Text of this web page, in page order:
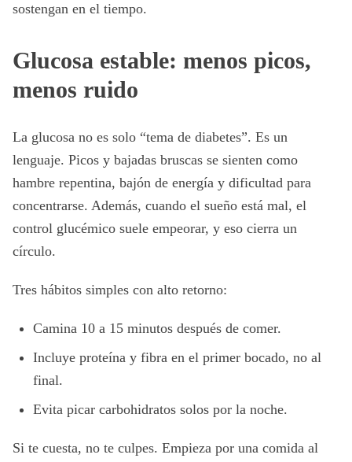
sostengan en el tiempo.
Glucosa estable: menos picos,
menos ruido
La glucosa no es solo “tema de diabetes”. Es un
lenguaje. Picos y bajadas bruscas se sienten como
hambre repentina, bajón de energía y dificultad para
concentrarse. Además, cuando el sueño está mal, el
control glucémico suele empeorar, y eso cierra un
círculo.
Tres hábitos simples con alto retorno:
Camina 10 a 15 minutos después de comer.
Incluye proteína y fibra en el primer bocado, no al
final.
Evita picar carbohidratos solos por la noche.
Si te cuesta, no te culpes. Empieza por una comida al